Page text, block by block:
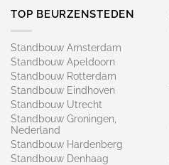
TOP BEURZENSTEDEN
Standbouw Amsterdam
Standbouw Apeldoorn
Standbouw Rotterdam
Standbouw Eindhoven
Standbouw Utrecht
Standbouw Groningen,
Nederland
Standbouw Hardenberg
Standbouw Denhaag